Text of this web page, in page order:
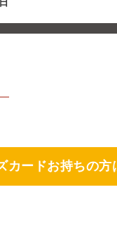
ードお持ちの方